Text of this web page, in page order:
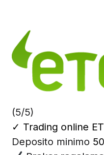
(5/5)
✓ Trading online
Deposito minimo